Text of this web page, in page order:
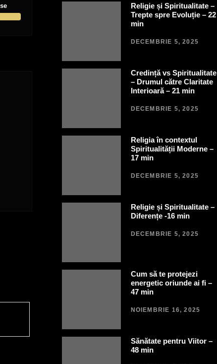
Religie și Spiritualitate –
Trepte spre Evoluție – 22
min
DECEMBRIE 5, 2025
Credință vs Spiritualitate
– Drumul către Claritate
Interioară – 21 min
DECEMBRIE 5, 2025
Religia în contextul
Spiritualității Moderne –
17 min
DECEMBRIE 5, 2025
Religie și Spiritualitate –
Diferențe -16 min
DECEMBRIE 5, 2025
Cum să te protejezi
energetic oriunde ai fi –
47 min
NOIEMBRIE 16, 2025
Sănătate pentru Viitor –
48 min